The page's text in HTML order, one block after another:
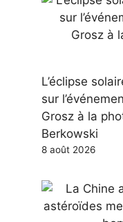
L’éclipse
sur
Grosz à la
Berkowski
8 août 2026